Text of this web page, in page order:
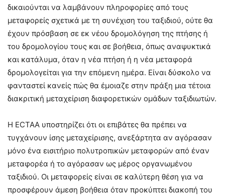
δικαιούνται να λαμβάνουν πληροφορίες από τους
μεταφορείς σχετικά με τη συνέχιση του ταξιδιού, ούτε θα
έχουν πρόσβαση σε εκ νέου δρομολόγηση της πτήσης ή
του δρομολογίου τους και σε βοήθεια, όπως αναψυκτικά
και κατάλυμα, όταν η νέα πτήση ή η νέα μεταφορά
δρομολογείται για την επόμενη ημέρα. Είναι δύσκολο να
φανταστεί κανείς πώς θα έμοιαζε στην πράξη μια τέτοια
διακριτική μεταχείριση διαφορετικών ομάδων ταξιδιωτών.
Η ECTAA υποστηρίζει ότι οι επιβάτες θα πρέπει να
τυγχάνουν ίσης μεταχείρισης, ανεξάρτητα αν αγόρασαν
μόνο ένα εισιτήριο πολυτροπικών μεταφορών από έναν
μεταφορέα ή το αγόρασαν ως μέρος οργανωμένου
ταξιδιού. Οι μεταφορείς είναι σε καλύτερη θέση για να
προσφέρουν άμεση βοήθεια όταν προκύπτει διακοπή του